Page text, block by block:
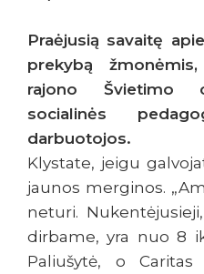
Praėjusią savaitę
prekybą
rajono Švietimo
socialinės
darbuotojos.
Klystate, jeigu
jaunos merginos.
neturi.
dirbame, yra nuo 8
Paliušytė, o Caritas